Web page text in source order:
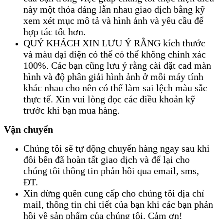
này một thỏa đáng lẫn nhau giao dịch bằng kỹ
xem xét mục mô tả và hình ảnh và yêu cầu để
hợp tác tốt hơn.
QUÝ KHÁCH XIN LƯU Ý RẰNG kích thước
và màu đại diện có thể có thể không chính xác
100%. Các bạn cũng lưu ý rằng cài đặt cad màn
hình và độ phân giải hình ảnh ở mỗi máy tính
khác nhau cho nên có thể làm sai lệch màu sắc
thực tế. Xin vui lòng đọc các điều khoản kỹ
trước khi bạn mua hàng.
Vận chuyển
Chúng tôi sẽ tự động chuyển hàng ngay sau khi
đôi bên đã hoàn tất giao dịch và để lại cho
chúng tôi thông tin phản hồi qua email, sms,
ĐT.
Xin đừng quên cung cấp cho chúng tôi địa chỉ
mail, thông tin chi tiết của bạn khi các bạn phản
hồi về sản phẩm của chúng tôi. Cảm ơn!